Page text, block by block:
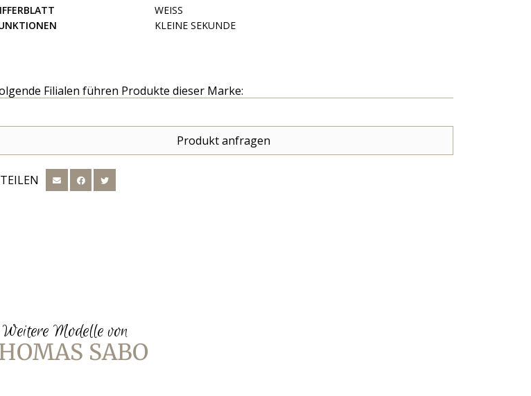
WEISS
KLEINE SEKUNDE
Filialen führen Produkte dieser Marke:
Produkt anfragen
TEILEN
Weitere Modelle von
SABO